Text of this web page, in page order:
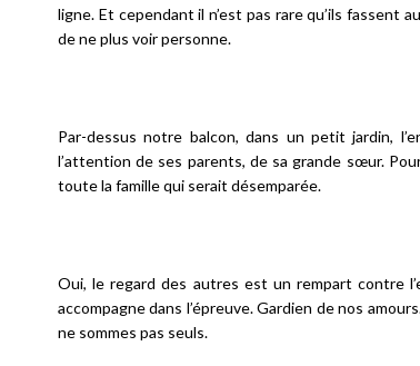
ligne. Et cependant il n’est pas rare qu’ils fassent
de ne plus voir personne.
Par-dessus notre balcon, dans un petit jardin,
l’attention de ses parents, de sa grande sœur.
toute la famille qui serait désemparée.
Oui, le regard des autres est un rempart contre
accompagne dans l’épreuve. Gardien de nos
ne sommes pas seuls.